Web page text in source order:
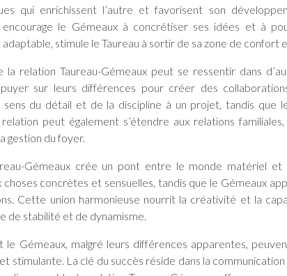
qui enrichissent l’autre et favorisent son
encourage le Gémeaux à concrétiser ses idées et à
stimule le Taureau à sortir de sa zone de
la relation Taureau-Gémeaux peut se ressentir dans
sur leurs différences pour créer des
du détail et de la discipline à un projet, tandis que
relation peut également s’étendre aux relations
gestion du foyer.
Gémeaux crée un pont entre le monde matériel
choses concrètes et sensuelles, tandis que le Gémeaux
Cette union harmonieuse nourrit la créativité et la
de stabilité et de dynamisme.
le Gémeaux, malgré leurs différences apparentes,
stimulante. La clé du succès réside dans la